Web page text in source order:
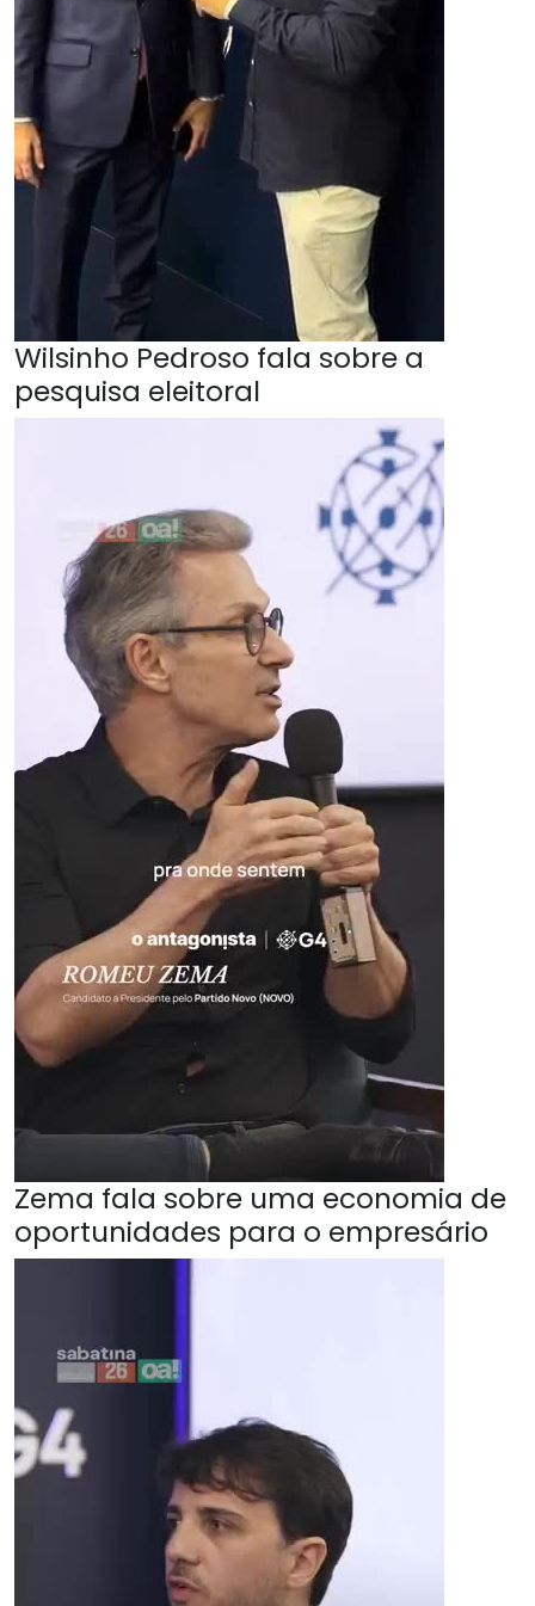
Wilsinho Pedroso fala sobre a
pesquisa eleitoral
Zema fala sobre uma economia de
oportunidades para o empresário